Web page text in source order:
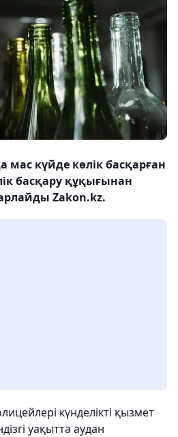
мас күйде көлік басқарған
басқару құқығынан
Zakon.kz.
күнделікті қызмет
уақытта аудан